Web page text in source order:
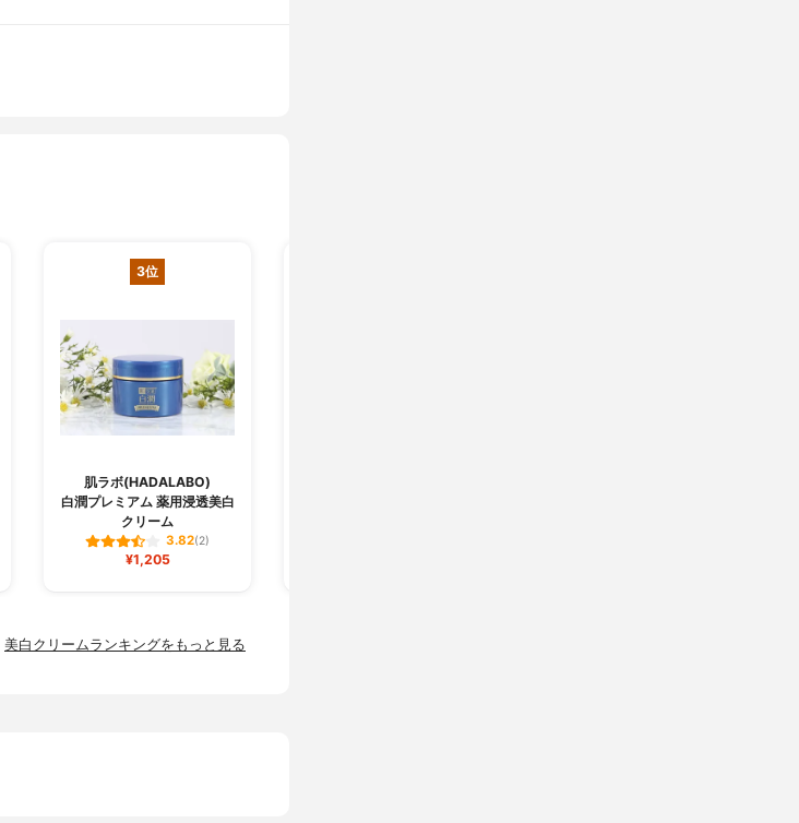
3位
肌ラボ(HADALABO)
白潤プレミアム 薬用浸透美白
クリーム
3.82(2)
¥1,205
美白クリームランキングをもっと見る